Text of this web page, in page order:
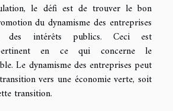
le défi est de trouver le bon
du dynamisme des entreprises
intérêts publics. Ceci est
en ce qui concerne le
Le dynamisme des entreprises peut
vers une économie verte, soit
transition.